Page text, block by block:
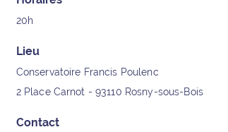
20h
Lieu
Conservatoire Francis Poulenc
Contact